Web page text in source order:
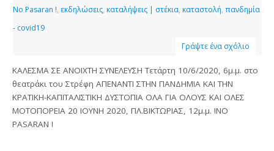
No Pasaran !, εκδηλώσεις, καταλήψεις | στέκια, καταστολή,πανδημία
- covid19
Γράψτε ένα σχόλιο
ΚΑΛΕΣΜΑ ΣΕ ΑΝΟΙΧΤΗ ΣΥΝΕΛΕΥΣΗ Τετάρτη 10/6/2020, 6μ.μ. στο
θεατράκι του Στρέφη ΑΠΕΝΑΝΤΙ ΣΤΗΝ ΠΑΝΔΗΜΙΑ ΚΑΙ ΤΗΝ
ΚΡΑΤΙΚΗ-ΚΑΠΙΤΑΛΙΣΤΙΚΗ ΔΥΣΤΟΠΙΑ ΟΛΑ ΓΙΑ ΟΛΟΥΣ ΚΑΙ ΟΛΕΣ
ΜΟΤΟΠΟΡΕΙΑ 20 ΙΟΥΝΗ 2020, ΠΛ.ΒΙΚΤΩΡΙΑΣ, 12μ.μ. !ΝO
PASARAN !